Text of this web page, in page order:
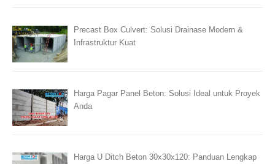
Precast Box Culvert: Solusi Drainase Modern &
Infrastruktur Kuat
Harga Pagar Panel Beton: Solusi Ideal untuk Proyek
Anda
Harga U Ditch Beton 30x30x120: Panduan Lengkap